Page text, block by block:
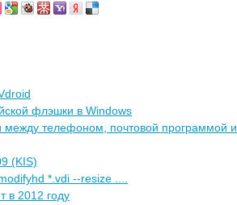
флэшки в Windows
между телефоном, почтовой программой и
(KIS)
*.vdi --resize ....
в 2012 году